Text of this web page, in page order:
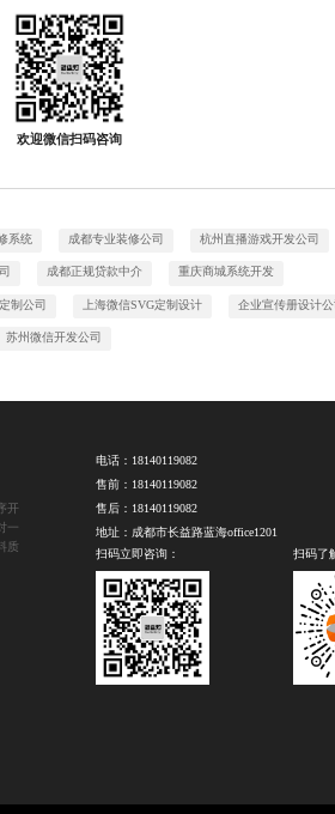
欢迎微信扫码咨询
系统 成都专业装修公司 杭州直播游戏开发公司
成都正规贷款中介 重庆商城系统开发
制公司 上海微信SVG定制设计 企业宣传册设计公
苏州微信开发公司
开
一
质
电话： 18140119082
售前： 18140119082
售后： 18140119082
地址：成都市长益路蓝海office1201
扫码立即咨询：
扫码了